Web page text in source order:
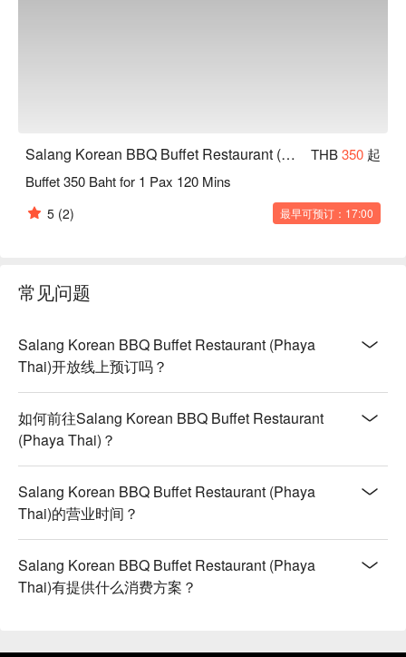
Salang Korean BBQ Buffet Restaurant (Phaya Thai) THB350 起
Buffet 350 Baht for 1 Pax 120 Mins
5 (2) 最早可预订：17:00
常见问题
Salang Korean BBQ Buffet Restaurant (Phaya
Thai)开放线上预订吗？
如何前往Salang Korean BBQ Buffet Restaurant
(Phaya Thai)？
Salang Korean BBQ Buffet Restaurant (Phaya
Thai)的营业时间？
Salang Korean BBQ Buffet Restaurant (Phaya
Thai)有提供什么消费方案？